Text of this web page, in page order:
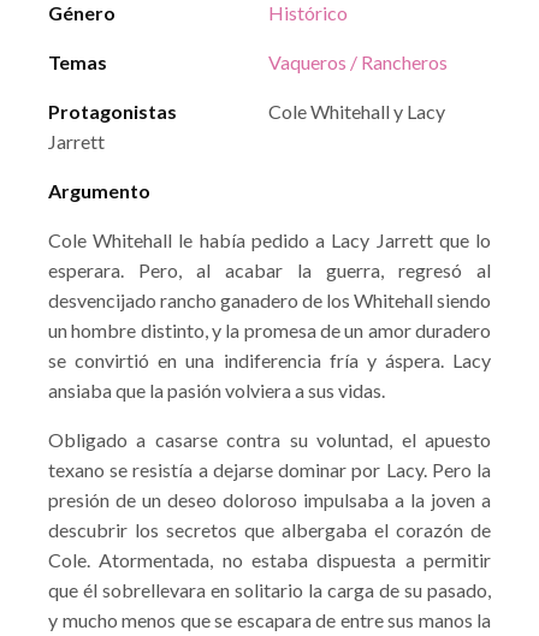
Género Histórico
Temas Vaqueros / Rancheros
Protagonistas
Cole Whitehall y Lacy
Jarrett
Argumento
Cole Whitehall le había pedido a Lacy Jarrett que lo
esperara. Pero, al acabar la guerra, regresó al
desvencijado rancho ganadero de los Whitehall siendo
un hombre distinto, y la promesa de un amor duradero
se convirtió en una indiferencia fría y áspera. Lacy
ansiaba que la pasión volviera a sus vidas.
Obligado a casarse contra su voluntad, el apuesto
texano se resistía a dejarse dominar por Lacy. Pero la
presión de un deseo doloroso impulsaba a la joven a
descubrir los secretos que albergaba el corazón de
Cole. Atormentada, no estaba dispuesta a permitir
que él sobrellevara en solitario la carga de su pasado,
y mucho menos que se escapara de entre sus manos la